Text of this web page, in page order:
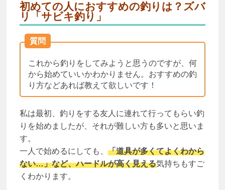
初めての人におすすめの釣りは？ズバ
リ「サビキ釣り」
質問
これから釣りをしてみようと思うのですが、何
から始めていいかわかりません。おすすめの釣
り方などあれば教えて欲しいです！
私は最初、釣りをする友人に連れて行ってもらい釣
りを始めましたが、それが難しい方も多いと思いま
す。
一人で始めるにしても、 「道具が多くてよくわから
ない…」など、ハードルが高く見える気持ちもすご
くわかります。